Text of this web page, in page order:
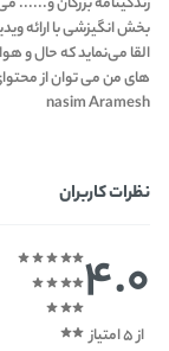
بخش انگیزشی با ارائه
القا می‌نماید که حال و
های من می توان از
nasim Aramesh
نظرات کاربران
4.0
از 5 امتیاز